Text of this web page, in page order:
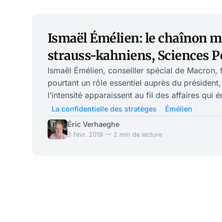
circonstances.
du quotidien et de
Ismaël Émélien: le chaînon
strauss-kahniens, Sciences
grandes moustaches et
Ismaël Émélien, conseiller spécial de Macron,
pourtant un rôle essentiel auprès du
l’intensité apparaissent au fil des affaires qui
vie de la macronie. Voici un résumé de ce que
Nous avons plusieurs fois évoqué le rôle
dans la macronie. Un portrait dressé par Le
La confidentielle des stratèges
Émélien
Éric Verhaeghe
3 févr. 2019 — 2 min de lecture